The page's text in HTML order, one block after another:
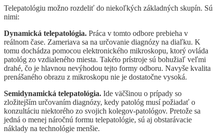
Telepatológiu možno rozdeliť do niekoľkých základných skupín. Sú
nimi:
Dynamická telepatológia. Práca v tomto odbore prebieha v
reálnom čase. Zameriava sa na určovanie diagnózy na diaľku. K
tomu dochádza pomocou elektronického mikroskopu, ktorý ovláda
patológ zo vzdialeného miesta. Takéto prístroje sú bohužiaľ veľmi
drahé, čo je hlavnou nevýhodou tejto formy odboru. Navyše kvalita
prenášaného obrazu z mikroskopu nie je dostatočne vysoká.
Semidynamická telepatológia. Ide väčšinou o prípady so
zložitejším určovaním diagnózy, kedy patológ musí požiadať o
konzultáciu niektorého zo svojich kolegov-patológov. Pretože sa
jedná o menej náročnú formu telepatológie, sú aj obstarávacie
náklady na technológie menšie.